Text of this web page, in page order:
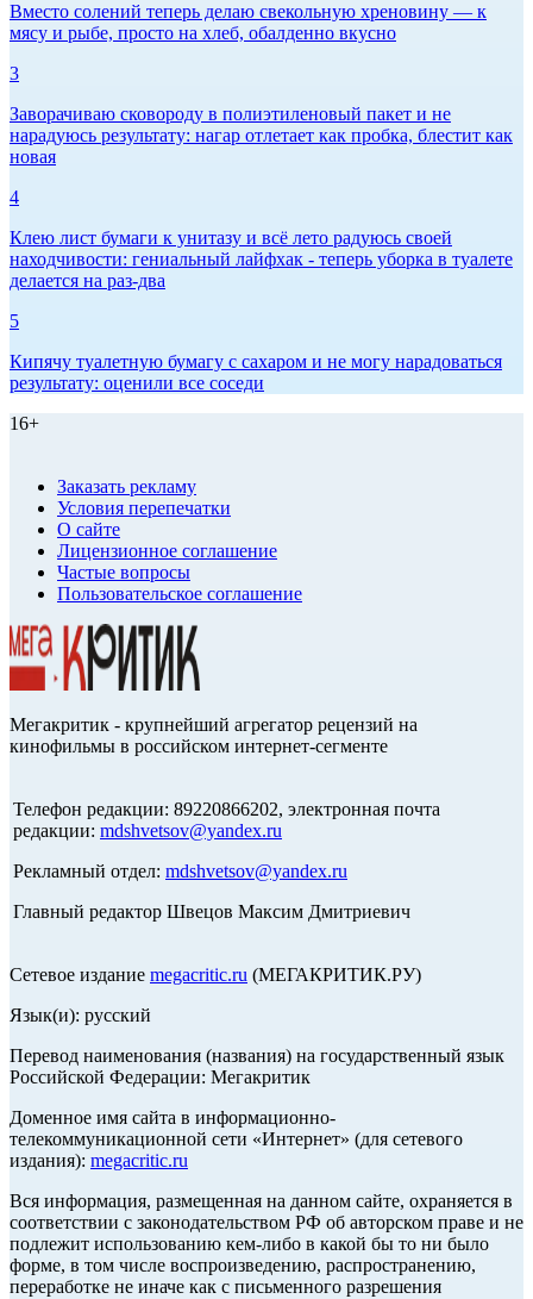
Вместо солений теперь делаю свекольную хреновину — к
мясу и рыбе, просто на хлеб, обалденно вкусно
3
Заворачиваю сковороду в полиэтиленовый пакет и не
нарадуюсь результату: нагар отлетает как пробка, блестит как
новая
4
Клею лист бумаги к унитазу и всё лето радуюсь своей
находчивости: гениальный лайфхак - теперь уборка в туалете
делается на раз-два
5
Кипячу туалетную бумагу с сахаром и не могу нарадоваться
результату: оценили все соседи
16+
Заказать рекламу
Условия перепечатки
О сайте
Лицензионное соглашение
Частые вопросы
Пользовательское соглашение
Мегакритик - крупнейший агрегатор рецензий на
кинофильмы в российском интернет-сегменте
Телефон редакции: 89220866202, электронная почта
редакции: mdshvetsov@yandex.ru
Рекламный отдел: mdshvetsov@yandex.ru
Главный редактор Швецов Максим Дмитриевич
Сетевое издание megacritic.ru (МЕГАКРИТИК.РУ)
Язык(и): русский
Перевод наименования (названия) на государственный язык
Российской Федерации: Мегакритик
Доменное имя сайта в информационно-
телекоммуникационной сети «Интернет» (для сетевого
издания): megacritic.ru
Вся информация, размещенная на данном сайте, охраняется в
соответствии с законодательством РФ об авторском праве и не
подлежит использованию кем-либо в какой бы то ни было
форме, в том числе воспроизведению, распространению,
переработке не иначе как с письменного разрешения